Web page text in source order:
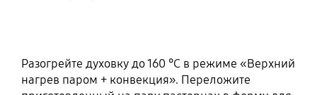
Разогрейте духовку до 160 °С в режиме «Верхний
нагрев паром + конвекция». Переложите